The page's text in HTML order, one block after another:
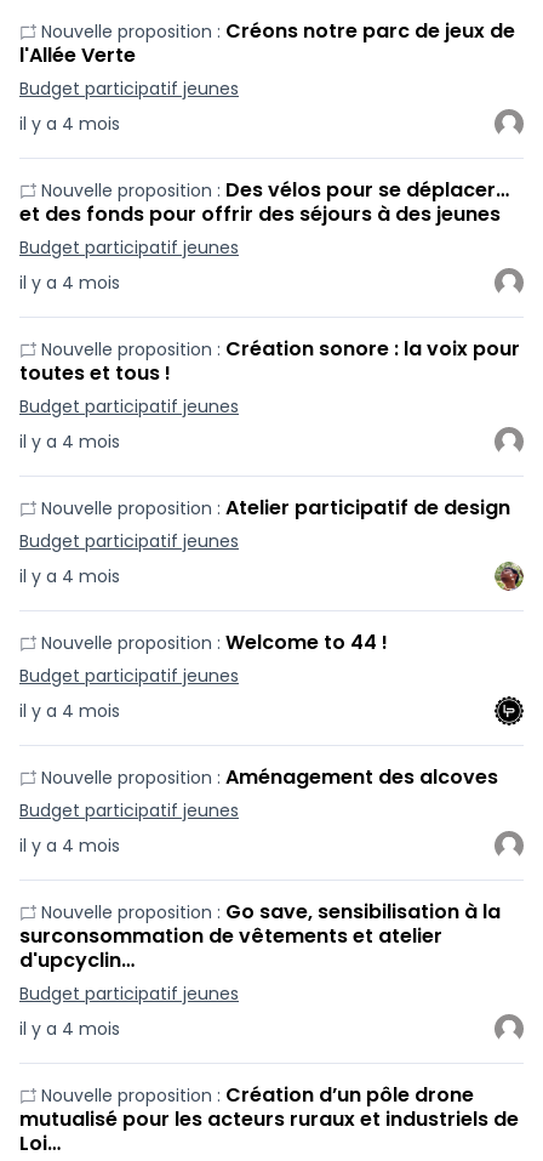
il y a 4 mois
Nouvelle proposition : Créons notre parc de jeux de
l'Allée Verte
Budget participatif jeunes
il y a 4 mois
Nouvelle proposition : Des vélos pour se déplacer…
et des fonds pour offrir des séjours à des jeunes
Budget participatif jeunes
il y a 4 mois
Nouvelle proposition : Création sonore : la voix pour
toutes et tous !
Budget participatif jeunes
il y a 4 mois
Nouvelle proposition : Atelier participatif de design
Budget participatif jeunes
il y a 4 mois
Nouvelle proposition : Welcome to 44 !
Budget participatif jeunes
il y a 4 mois
Nouvelle proposition : Aménagement des alcoves
Budget participatif jeunes
il y a 4 mois
Nouvelle proposition : Go save, sensibilisation à la
surconsommation de vêtements et atelier
d'upcyclin…
Budget participatif jeunes
Nouvelle proposition : Création d’un pôle drone
mutualisé pour les acteurs ruraux et industriels de
Loi…